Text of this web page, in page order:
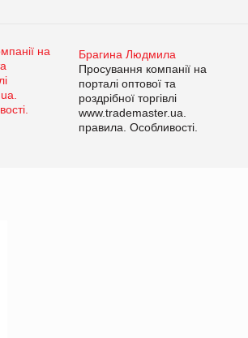
Брагина Людмила
Просування компанії на
порталі оптової та
роздрібної торгівлі
www.trademaster.ua.
правила. Особливості.